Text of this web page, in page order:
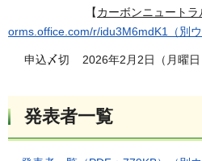
【カーボンニュート
orms.office.com/r/idu3M6mdK1（別ウ
申込〆切 2026年2月2日（月曜日
発表者一覧